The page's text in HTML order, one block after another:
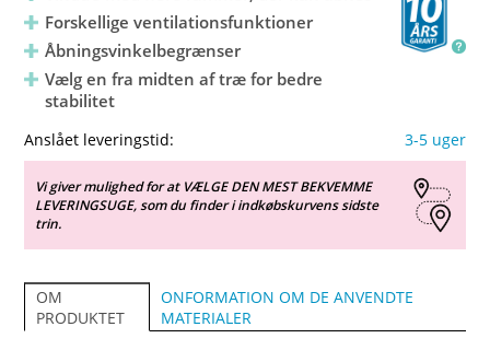
Forskellige ventilationsfunktioner
Åbningsvinkelbegrænser
Vælg en fra midten af træ for bedre
stabilitet
Anslået leveringstid: 3-5 uger
Vi giver mulighed for at VÆLGE DEN MEST BEKVEMME
LEVERINGSUGE, som du finder i indkøbskurvens sidste
trin.
OM
PRODUKTET
ONFORMATION OM DE ANVENDTE
MATERIALER